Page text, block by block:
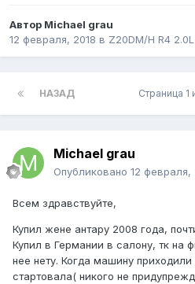
Автор Michael grau
12 февраля, 2018 в Z20DM/H R4 2.0L
НАЗАД Страница 1
Michael grau
Опубликовано 12 февраля,
Всем здравствуйте,
Купил жене антару 2008 года,
Купил в Германии в салону, тк на
нее нету. Когда машину
стартовала( никого не